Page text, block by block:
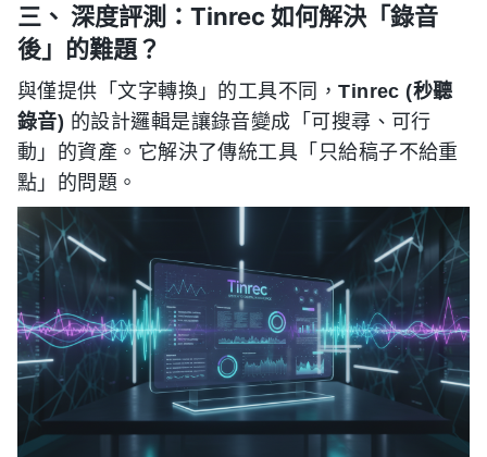
三、 深度評測：Tinrec 如何解決「錄音
後」的難題？
與僅提供「文字轉換」的工具不同，Tinrec (秒聽
錄音) 的設計邏輯是讓錄音變成「可搜尋、可行
動」的資產。它解決了傳統工具「只給稿子不給重
點」的問題。